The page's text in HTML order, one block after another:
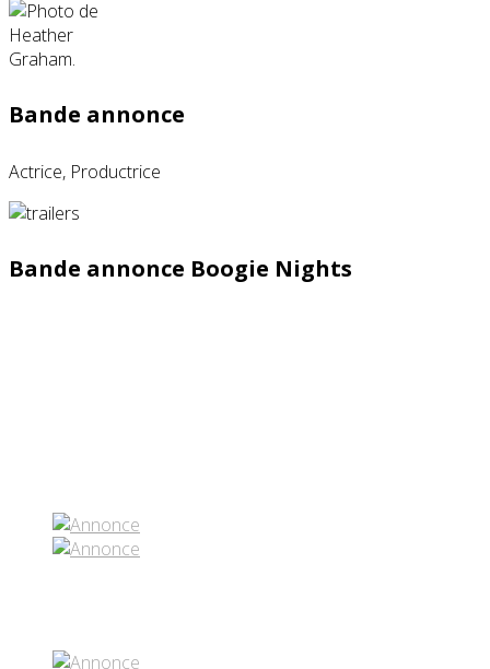
Bande annonce
Actrice, Productrice
Bande annonce Boogie Nights